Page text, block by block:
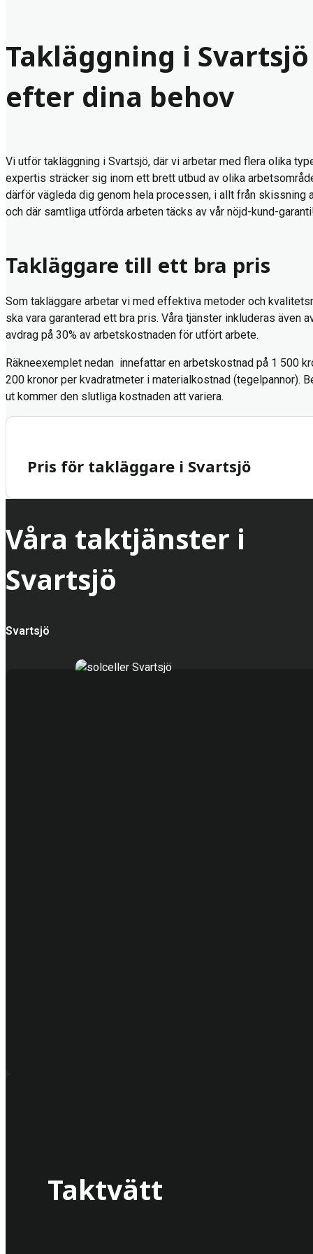
Takläggning i
efter dina behov
Vi utför takläggning i Svartsjö, där vi arbetar med flera olika
expertis sträcker sig inom ett brett utbud av olika
därför vägleda dig genom hela processen, i allt från skissning
och där samtliga utförda arbeten täcks av vår nöjd-kund-
Takläggare till ett bra pris
Som takläggare arbetar vi med effektiva metoder och
ska vara garanterad ett bra pris. Våra tjänster inkluderas även
avdrag på 30% av arbetskostnaden för utfört arbete.
Räkneexemplet nedan innefattar en arbetskostnad på 1 500
200 kronor per kvadratmeter i materialkostnad (tegelpannor).
ut kommer den slutliga kostnaden att variera.
Pris för takläggare i Svartsjö
Våra taktjänster i
Svartsjö
Svartsjö
Taktvätt